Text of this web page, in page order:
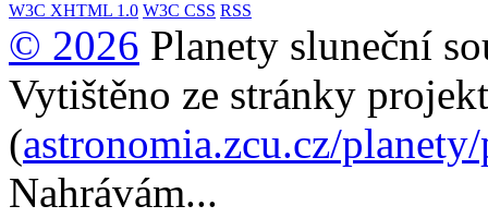
W3C XHTML 1.0 W3C CSS RSS
© 2026 Planety sluneční
Vytištěno ze stránky
(astronomia.zcu.cz/
Nahrávám...